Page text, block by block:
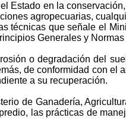
Estado en la
agropecuarias,
técnicas que señale el
Generales y
o degradación del
de conformidad con el
a su recuperación.
de Ganadería,
las prácticas de